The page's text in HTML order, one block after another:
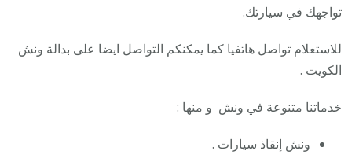
تواجهك في سيارتك.
للاستعلام تواصل هاتفيا كما يمكنكم التواصل ايضا على بدالة ونش
الكويت .
خدماتنا متنوعة في ونش و منها :
ونش إنقاذ سيارات .